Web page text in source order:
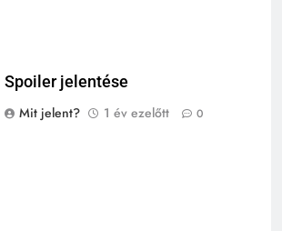
Spoiler jelentése
Mit jelent?
1 év ezelőtt 0